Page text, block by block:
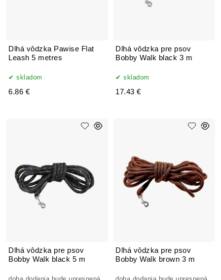
Dlhá vôdzka Pawise Flat
Leash 5 metres
skladom
6.86 €
Dlhá vôdzka pre psov
Bobby Walk black 3 m
skladom
17.43 €
Dlhá vôdzka pre psov
Bobby Walk black 5 m
Dlhá vôdzka pre psov
Bobby Walk brown 3 m